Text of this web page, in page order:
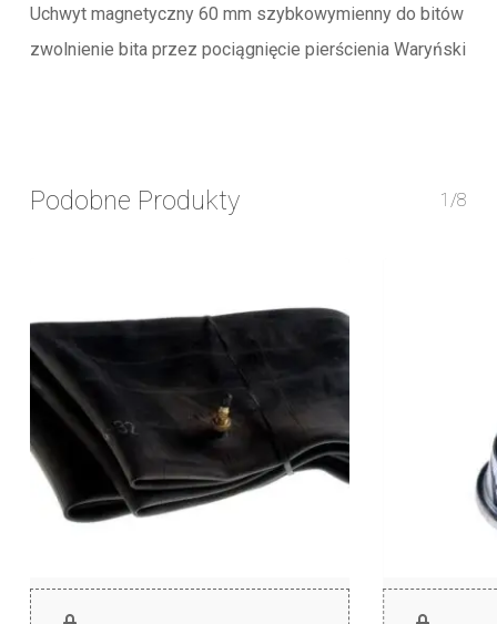
Uchwyt magnetyczny 60 mm szybkowymienny do bitów
zwolnienie bita przez pociągnięcie pierścienia Waryński
Podobne Produkty 1/8